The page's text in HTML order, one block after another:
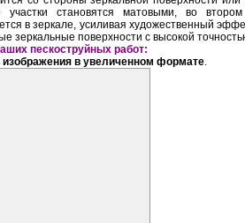
становятся матовыми, во
в зеркале, усиливая художественный
зеркальные поверхности с высокой
пескоструйных работ:
в увеличенном формате